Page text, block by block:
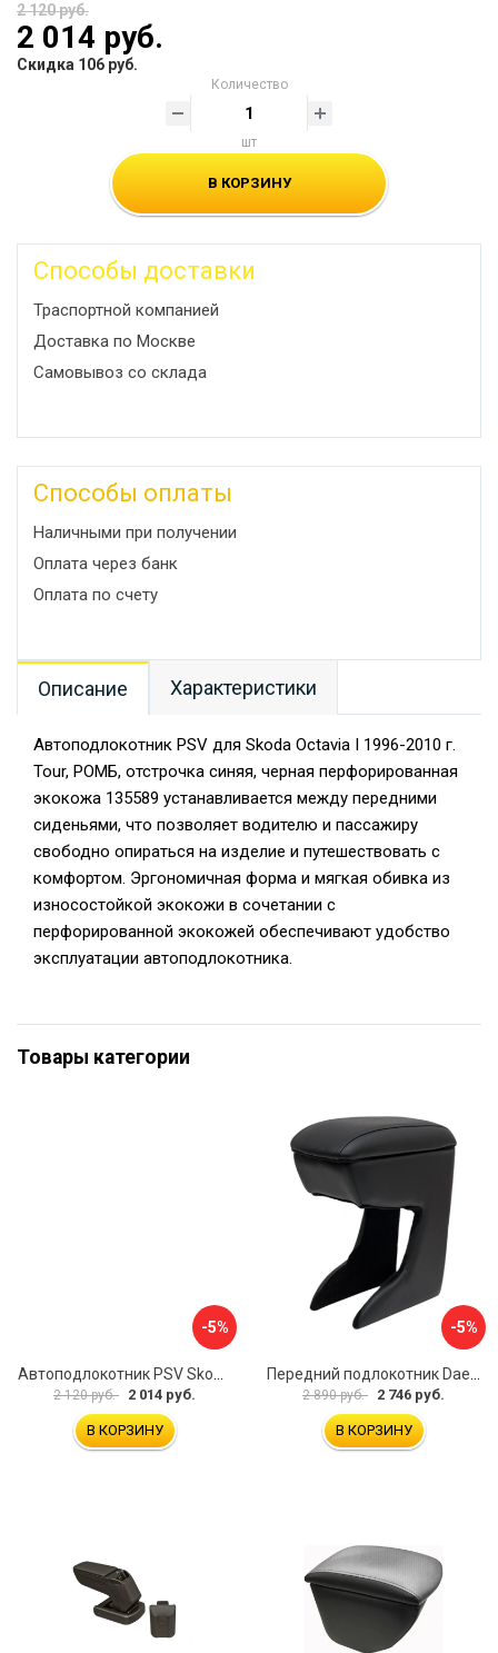
2 120 руб.
2 014 руб.
Скидка 106 руб.
Количество
шт
В КОРЗИНУ
Способы доставки
Траспортной компанией
Доставка по Москве
Самовывоз со склада
Способы оплаты
Наличными при получении
Оплата через банк
Оплата по счету
Описание Характеристики
Автоподлокотник PSV для Skoda Octavia I 1996-2010 г.
Tour, РОМБ, отстрочка синяя, черная перфорированная
экокожа 135589 устанавливается между передними
сиденьями, что позволяет водителю и пассажиру
свободно опираться на изделие и путешествовать с
комфортом. Эргономичная форма и мягкая обивка из
износостойкой экокожи в сочетании с
перфорированной экокожей обеспечивают удобство
эксплуатации автоподлокотника.
Товары категории
-5%
2 120 руб. 2 014 руб.
В КОРЗИНУ
-5%
2 890 руб. 2 746 руб.
В КОРЗИНУ